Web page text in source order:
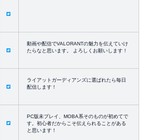
動画や配信でVALORANTの魅力を伝えていけ
たらなと思います。 よろしくお願いします！
ライアットガーディアンズに選ばれたら毎日
配信します！
PC版未プレイ、MOBA系そのものが初めてで
す。初心者だからこそ伝えられることがある
と思います！